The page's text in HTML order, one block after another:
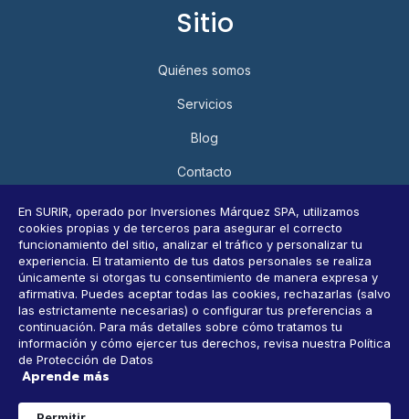
En SURIR, operado por Inversiones Márquez SPA, utilizamos
cookies propias y de terceros para asegurar el correcto
funcionamiento del sitio, analizar el tráfico y personalizar tu
experiencia. El tratamiento de tus datos personales se realiza
únicamente si otorgas tu consentimiento de manera expresa y
afirmativa. Puedes aceptar todas las cookies, rechazarlas (salvo
las estrictamente necesarias) o configurar tus preferencias a
continuación. Para más detalles sobre cómo tratamos tu
información y cómo ejercer tus derechos, revisa nuestra Política
de Protección de Datos
Aprende más
Sitio
Quiénes somos
Servicios
Blog
Contacto
Política de Privacidad y Protección de Datos Personales
Consultar datos personales
Horarios
9 AM-6 PM, Lunes a Viernes